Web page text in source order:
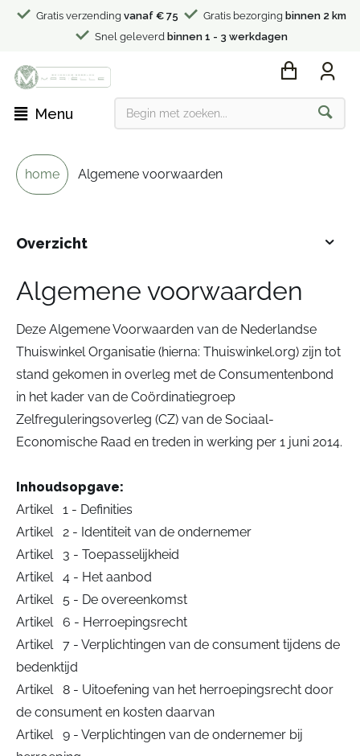
Gratis verzending vanaf € 75 Gratis bezorging binnen 2 km
Snel geleverd binnen 1 - 3 werkdagen
Menu
home Algemene voorwaarden
Overzicht
Algemene voorwaarden
Deze Algemene Voorwaarden van de Nederlandse
Thuiswinkel Organisatie (hierna: Thuiswinkel.org) zijn tot
stand gekomen in overleg met de Consumentenbond
in het kader van de Coördinatiegroep
Zelfreguleringsoverleg (CZ) van de Sociaal-
Economische Raad en treden in werking per 1 juni 2014.
Inhoudsopgave:
Artikel 1 - Definities
Artikel 2 - Identiteit van de ondernemer
Artikel 3 - Toepasselijkheid
Artikel 4 - Het aanbod
Artikel 5 - De overeenkomst
Artikel 6 - Herroepingsrecht
Artikel 7 - Verplichtingen van de consument tijdens de
bedenktijd
Artikel 8 - Uitoefening van het herroepingsrecht door
de consument en kosten daarvan
Artikel 9 - Verplichtingen van de ondernemer bij